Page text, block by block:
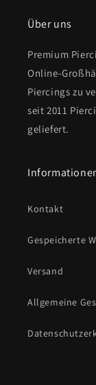
Über uns
Premium
Online-
Piercings zu
seit 2011
geliefert.
Kontakt
Gespeicherte
Versand
Allgemeine